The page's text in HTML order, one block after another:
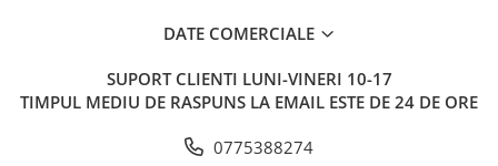
DATE COMERCIALE
SUPORT CLIENTI LUNI-VINERI 10-17
TIMPUL MEDIU DE RASPUNS LA EMAIL ESTE DE 24 DE ORE
0775388274